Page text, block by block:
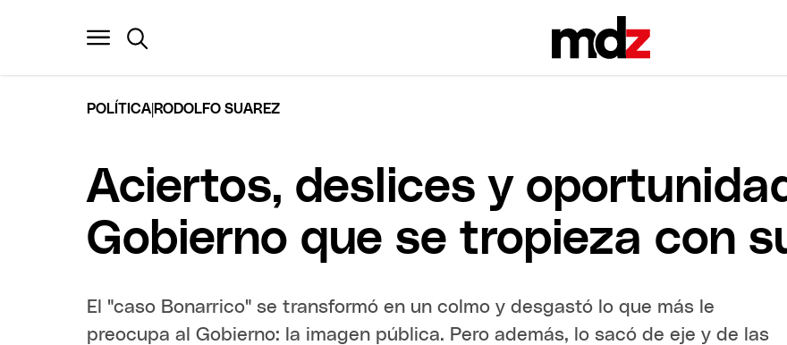
POLÍTICA RODOLFO SUAREZ
Aciertos, deslices y
Gobierno que se tropieza con
El "caso Bonarrico" se transformó en un colmo y desgastó lo que más le
preocupa al Gobierno: la imagen pública. Pero además, lo sacó de eje y de las